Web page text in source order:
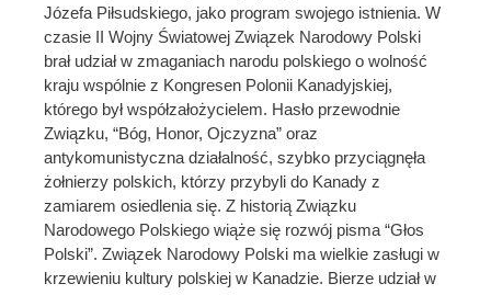
Józefa Piłsudskiego, jako program swojego istnienia. W
czasie II Wojny Światowej Związek Narodowy Polski
brał udział w zmaganiach narodu polskiego o wolność
kraju wspólnie z Kongresen Polonii Kanadyjskiej,
którego był współzałożycielem. Hasło przewodnie
Związku, “Bóg, Honor, Ojczyzna” oraz
antykomunistyczna działalność, szybko przyciągnęła
żołnierzy polskich, którzy przybyli do Kanady z
zamiarem osiedlenia się. Z historią Związku
Narodowego Polskiego wiąże się rozwój pisma “Głos
Polski”. Związek Narodowy Polski ma wielkie zasługi w
krzewieniu kultury polskiej w Kanadzie. Bierze udział w